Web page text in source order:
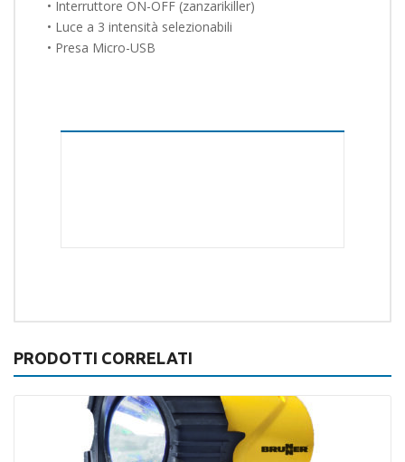
• Interruttore ON-OFF (zanzarikiller)
• Luce a 3 intensità selezionabili
• Presa Micro-USB
PRODOTTI CORRELATI